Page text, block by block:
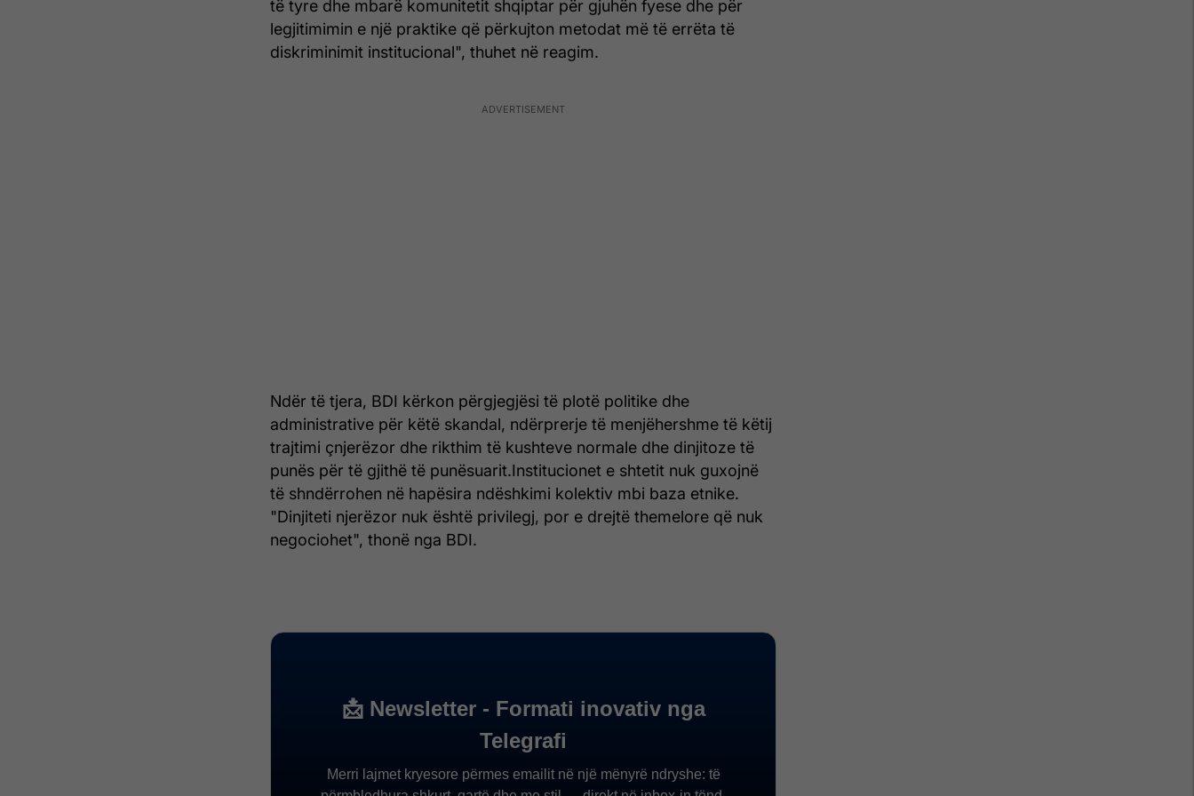
të tyre dhe mbarë komunitetit shqiptar për gjuhën fyese dhe për
legjitimimin e një praktike që përkujton metodat më të errëta të
diskriminimit institucional", thuhet në reagim.
Ndër të tjera, BDI kërkon përgjegjësi të plotë politike dhe
administrative për këtë skandal, ndërprerje të menjëhershme të këtij
trajtimi çnjerëzor dhe rikthim të kushteve normale dhe dinjitoze të
punës për të gjithë të punësuarit.Institucionet e shtetit nuk guxojnë
të shndërrohen në hapësira ndëshkimi kolektiv mbi baza etnike.
"Dinjiteti njerëzor nuk është privilegj, por e drejtë themelore që nuk
negociohet", thonë nga BDI.